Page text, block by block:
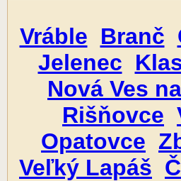
Vráble Branč
Jelenec
Nová Ves
Rišňovce
Opatovce
Veľký Lapáš